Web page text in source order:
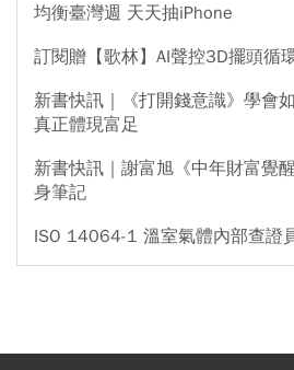
均衡臺灣週 天天抽iPhone
訂閱贈【歌林】AI聲控3D擺頭循
新書快訊｜《打開錢意識》學會
真正體現富足
新書快訊｜謝富旭《中年財富覺
身筆記
ISO 14064-1 溫室氣體內部查證